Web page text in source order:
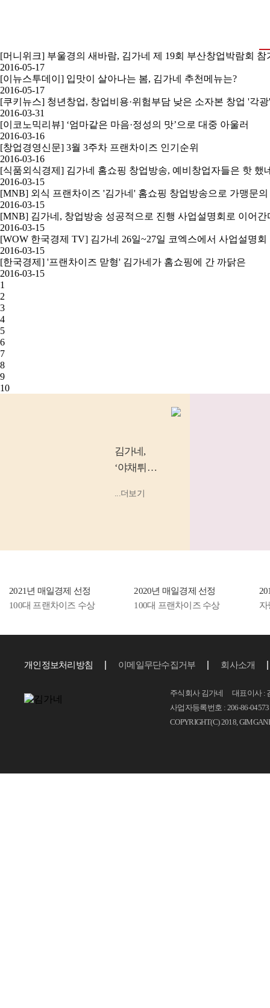
[머니위크] 부울경의 새바람, 김가네 제 19회 부산창업박람회 참
2016-05-17
[이뉴스투데이] 입맛이 살아나는 봄, 김가네 추천메뉴는?
2016-05-17
[쿠키뉴스] 청년창업, 창업비용·위험부담 낮은 소자본 창업 '각광'
2016-03-31
[이코노믹리뷰] ‘엄마같은 마음·정성의 맛’으로 대중 아울러
2016-03-16
[창업경영신문] 3월 3주차 프랜차이즈 인기순위
2016-03-16
[식품외식경제] 김가네 홈쇼핑 창업방송, 예비창업자들은 핫 했
2016-03-15
[MNB] 외식 프랜차이즈 '김가네' 홈쇼핑 창업방송으로 가맹문의
2016-03-15
[MNB] 김가네, 창업방송 성공적으로 진행 사업설명회로 이어간
2016-03-15
[WOW 한국경제 TV] 김가네 26일~27일 코엑스에서 사업설명회
2016-03-15
[한국경제] '프랜차이즈 맏형' 김가네가 홈쇼핑에 간 까닭은
2016-03-15
1
2
3
4
5
6
7
8
9
10
김가네,
‘야채튀김
고기 김밥’
...더보기
2021년 매일경제 선정
100대 프랜차이즈 수상
2020년 매일경제 선정
100대 프랜차이즈 수상
자
개인정보처리방침 이메일무단수집거부 회사소개
주식회사 김가네 대표이사 :
사업자등록번호 : 206-86-
COPYRIGHT(C) 2018,